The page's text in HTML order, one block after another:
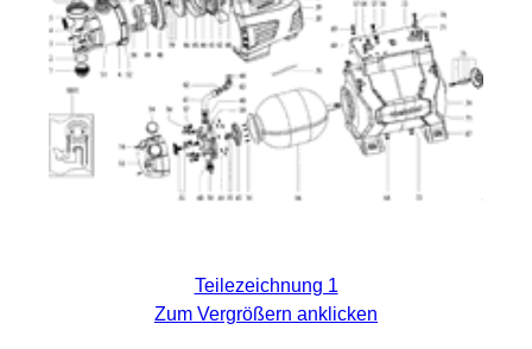
Teilezeichnung 1
Zum Vergrößern anklicken